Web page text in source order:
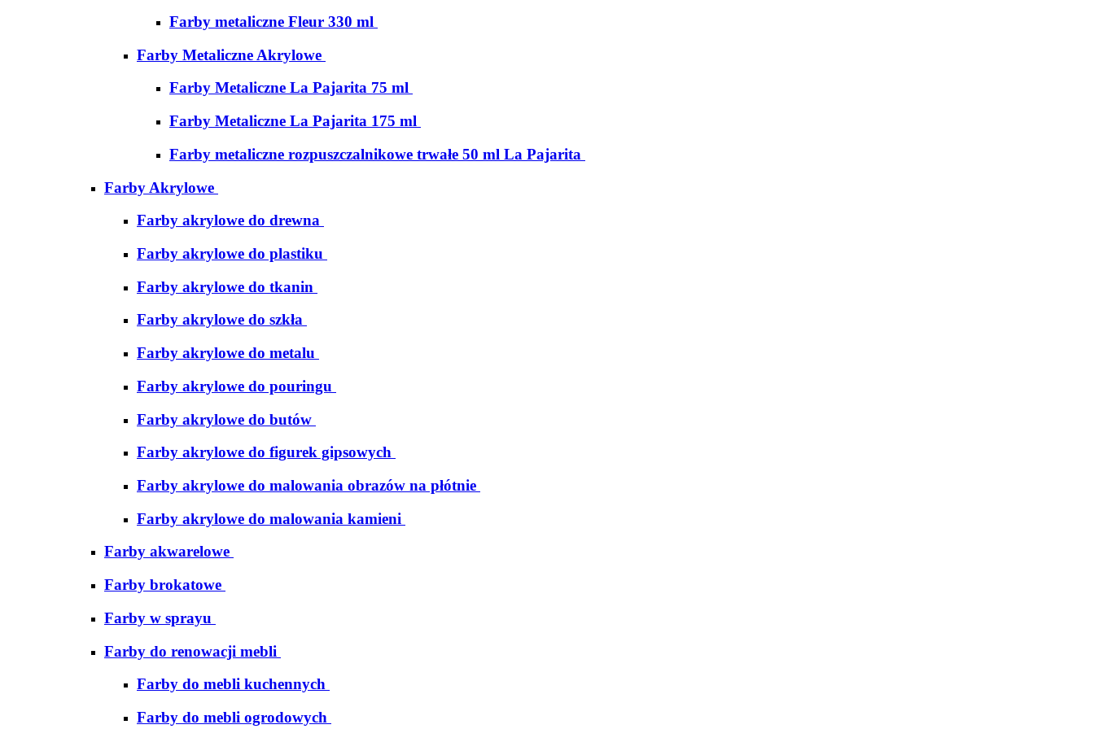
Farby metaliczne Fleur 330 ml
Farby Metaliczne Akrylowe
Farby Metaliczne La Pajarita 75 ml
Farby Metaliczne La Pajarita 175 ml
Farby metaliczne rozpuszczalnikowe trwałe 50 ml La Pajarita
Farby Akrylowe
Farby akrylowe do drewna
Farby akrylowe do plastiku
Farby akrylowe do tkanin
Farby akrylowe do szkła
Farby akrylowe do metalu
Farby akrylowe do pouringu
Farby akrylowe do butów
Farby akrylowe do figurek gipsowych
Farby akrylowe do malowania obrazów na płótnie
Farby akrylowe do malowania kamieni
Farby akwarelowe
Farby brokatowe
Farby w sprayu
Farby do renowacji mebli
Farby do mebli kuchennych
Farby do mebli ogrodowych